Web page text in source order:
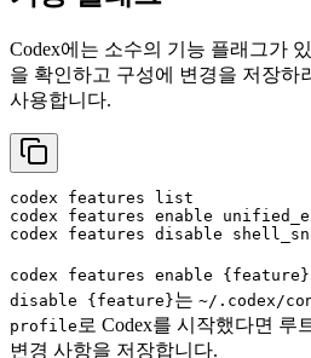
Codex에는 소수의 기능 플래그가
을 확인하고 구성에 변경을 저장하
사용합니다.
codex features list
codex features enable
codex features disable
codex features enable {feature}
disable {feature}는 ~/.codex/
profile 로 Codex를 시작했다면 루
변경 사항을 저장합니다.